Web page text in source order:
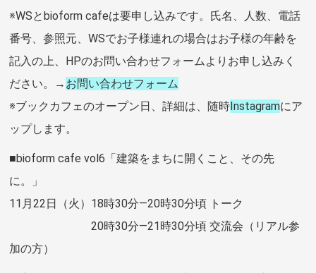
※WSとbioform cafeは要申し込みです。氏名、人数、電話
番号、参照元、WSでお子様連れの場合はお子様の年齢を
記入の上、HPのお問い合わせフォームよりお申し込みく
ださい。→ お問い合わせフォーム
※ブックカフェのオープン日、詳細は、随時Instagramにア
ップします。
■bioform cafe vol6「建築をまちに開くこと、その先
に。」
11月22日（火）18時30分―20時30分頃 トーク
20時30分―21時30分頃 交流会（リアル参
加の方）